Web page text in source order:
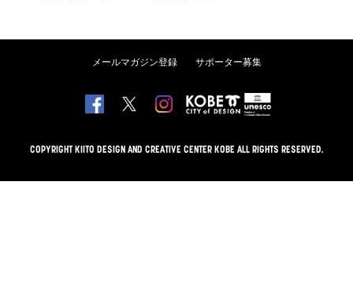
メールマガジン登録 サポーター募集
COPYRIGHT KIITO DESIGN AND CREATIVE CENTER KOBE ALL RIGHTS RESERVED.